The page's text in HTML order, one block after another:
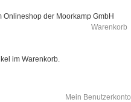
der Moorkamp GmbH
Warenkorb
im Warenkorb.
Mein Benutzerkonto